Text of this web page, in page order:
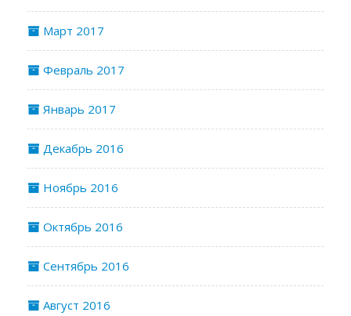
Март 2017
Февраль 2017
Январь 2017
Декабрь 2016
Ноябрь 2016
Октябрь 2016
Сентябрь 2016
Август 2016